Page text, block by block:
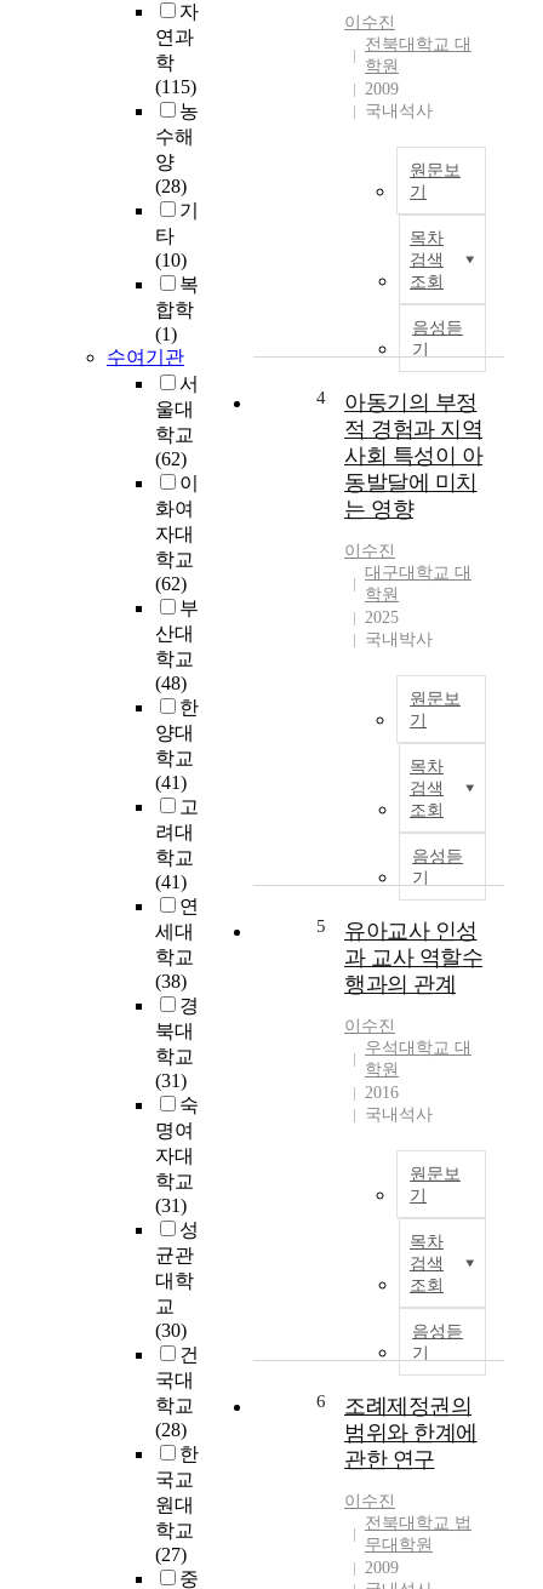
자
연과
학
(115)
농
수해
양
(28)
기
타
(10)
복
합학
(1)
수여기관
서
울대
학교
(62)
이
화여
자대
학교
(62)
부
산대
학교
(48)
한
양대
학교
(41)
고
려대
학교
(41)
연
세대
학교
(38)
경
북대
학교
(31)
숙
명여
자대
학교
(31)
성
균관
대학
교
(30)
건
국대
학교
(28)
한
국교
원대
학교
(27)
중
,
소
이수진
전북대학교 대
학원
2009
국내석사
원문보
기
목차
검색
조회
음성듣
기
b
4
아동기의 부정
적 경험과 지역
사회 특성이 아
동발달에 미치
는 영향
이수진
대구대학교 대
학원
2025
국내박사
원문보
기
목차
검색
조회
음성듣
기
e
5
유아교사 인성
과 교사 역할수
행과의 관계
이수진
우석대학교 대
학원
2016
국내석사
원문보
기
목차
검색
조회
음성듣
기
6
조례제정권의
범위와 한계에
관한 연구
이수진
전북대학교 법
무대학원
2009